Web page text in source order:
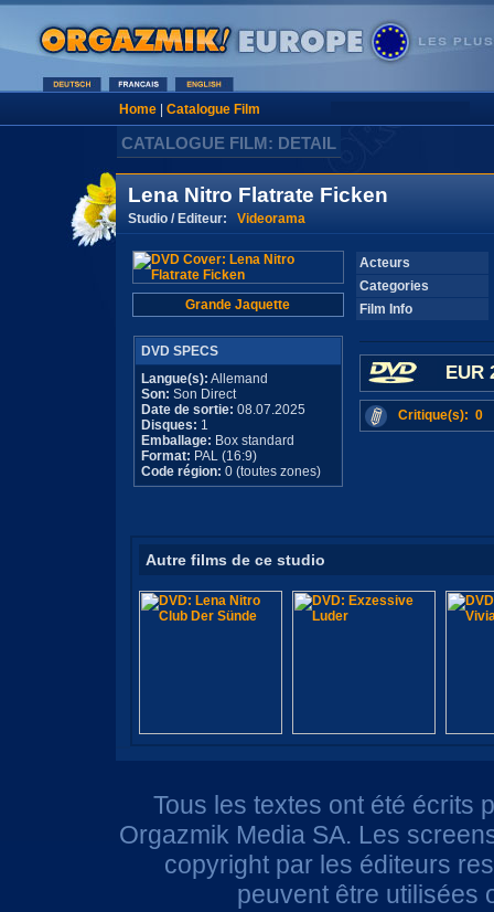
Home| Catalogue Film
CATALOGUE FILM: DETAIL
Lena Nitro Flatrate Ficken
Studio / Editeur: Videorama
Grande Jaquette
DVD SPECS
Langue(s): Allemand
Son: Son Direct
Date de sortie: 08.07.2025
Disques: 1
Emballage: Box standard
Format: PAL (16:9)
Code région: 0 (toutes zones)
Acteurs
Categories
Film Info
EUR
Critique(s): 0
Autre films de ce studio
Tous les textes ont été écrits
Orgazmik Media SA. Les
copyright par les éditeurs
peuvent être utilisées